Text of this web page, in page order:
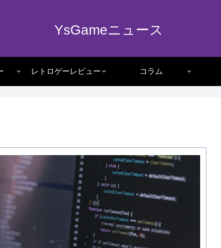
YsGameニュース
レトロゲーレビュー コラム